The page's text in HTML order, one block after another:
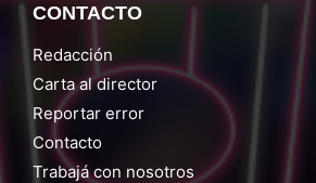
CONTACTO
Redacción
Carta al director
Reportar error
Contacto
Trabajá con nosotros